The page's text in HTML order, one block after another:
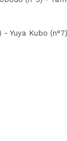
- Yuya Kubo (n°7)